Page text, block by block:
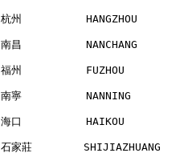
杭州          HANGZHOU
南昌          NANCHANG
福州          FUZHOU
南寧          NANNING
海口          HAIKOU
石家莊